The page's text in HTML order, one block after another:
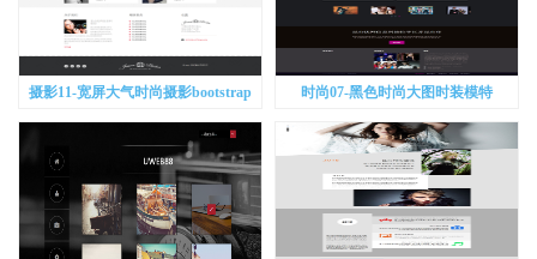
摄影11-宽屏大气时尚摄影bootstrap
时尚07-黑色时尚大图时装模特
bootstrap